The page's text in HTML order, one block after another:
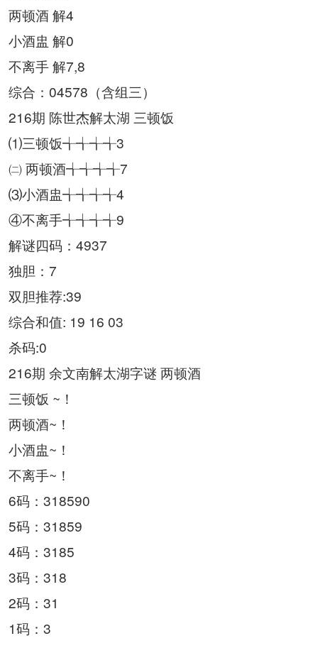
两顿酒 解4
小酒盅 解0
不离手 解7,8
综合：04578（含组三）
216期 陈世杰解太湖 三顿饭
⑴三顿饭╅╅╅╅3
㈡ 两顿酒╅╅╅╅7
⑶小酒盅╅╅╅╅4
④不离手╅╅╅╅9
解谜四码：4937
独胆：7
双胆推荐:39
综合和值: 19 16 03
杀码:0
216期 余文南解太湖字谜 两顿酒
三顿饭 ~！
两顿酒~！
小酒盅~！
不离手~！
6码：318590
5码：31859
4码：3185
3码：318
2码：31
1码：3